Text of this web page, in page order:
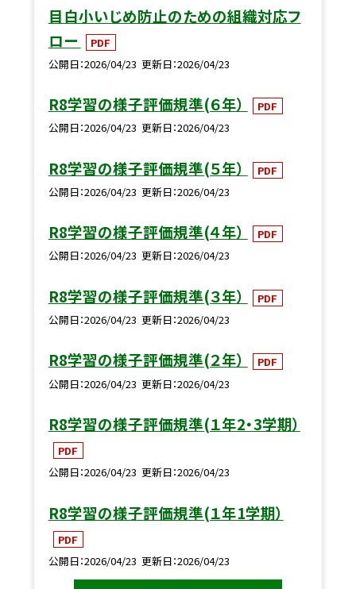
目白小いじめ防止のための組織対応フ
ロー
PDF
公開日 2026/04/23 更新日 2026/04/23
R8学習の様子評価規準(６年）
PDF
公開日 2026/04/23 更新日 2026/04/23
R8学習の様子評価規準(５年）
PDF
公開日 2026/04/23 更新日 2026/04/23
R8学習の様子評価規準(４年）
PDF
公開日 2026/04/23 更新日 2026/04/23
R8学習の様子評価規準(３年）
PDF
公開日 2026/04/23 更新日 2026/04/23
R8学習の様子評価規準(２年）
PDF
公開日 2026/04/23 更新日 2026/04/23
R8学習の様子評価規準(１年2・3学期）
PDF
公開日 2026/04/23 更新日 2026/04/23
R8学習の様子評価規準(１年1学期）
PDF
公開日 2026/04/23 更新日 2026/04/23